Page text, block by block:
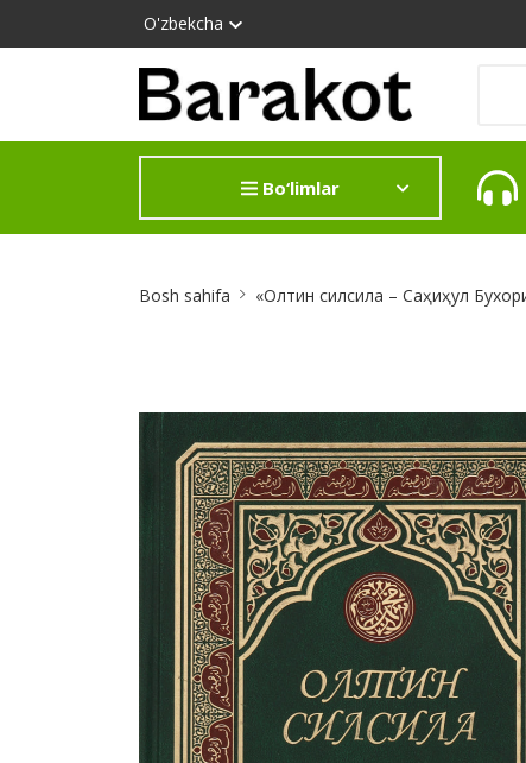
O'zbekcha
Bo‘limlar
Bosh sahifa «Олтин силсила – Саҳиҳул